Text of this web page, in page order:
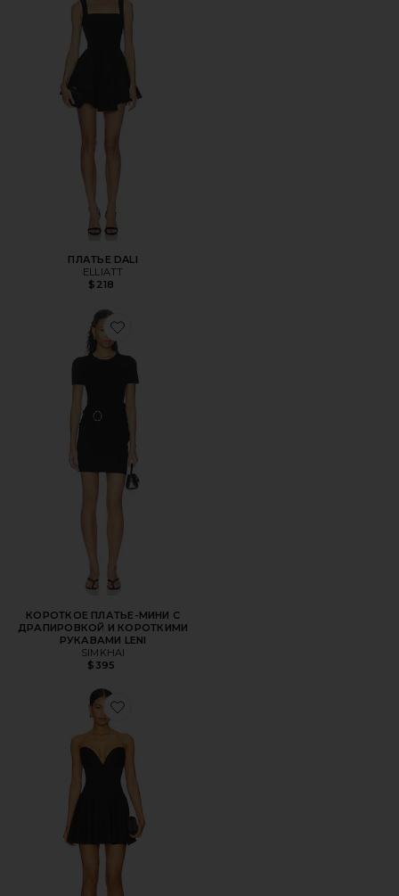
ПЛАТЬЕ DALI
ELLIATT
$218
Favorite КОРОТКОЕ ПЛАТЬЕ-МИНИ С ДРАПИРОВКОЙ
КОРОТКОЕ ПЛАТЬЕ-МИНИ С
ДРАПИРОВКОЙ И КОРОТКИМИ
РУКАВАМИ LENI
SIMKHAI
$395
Favorite ПЛАТЬЕ CARMELA